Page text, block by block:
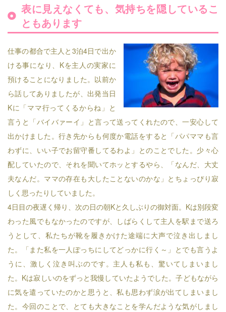
表に見えなくても、気持ちを隠しているこ
ともあります
仕事の都合で主人と3泊4日で出か
ける事になり、Kを主人の実家に
預けることになりました。以前か
ら話してありましたが、出発当日
Kに「ママ行ってくるからね」と
言うと「バイバァーイ」と言って送ってくれたので、一安心して
出かけました。行き先からも何度か電話をすると「パパママも言
わずに、いい子でお留守番してるわよ」とのことでした。少々心
配していたので、それを聞いてホッとするやら、「なんだ、大丈
夫なんだ。ママの存在も大したことないのかな」とちょっぴり寂
しく思ったりしていました。
4日目の夜遅く帰り、次の日の朝Kと久しぶりの御対面。Kは別段変
わった風でもなかったのですが、しばらくして主人を駅まで送ろ
うとして、私たちが靴を履きかけた途端に大声で泣き出しまし
た。「また私を一人ぽっちにしてどっかに行く～」とでも言うよ
うに、激しく泣き叫ぶのです。主人も私も、驚いてしまいまし
た。Kは寂しいのをずっと我慢していたようでした。子どもながら
に気を遣っていたのかと思うと、私も思わず涙が出てしまいまし
た。今回のことで、とても大きなことを学んだような気がしまし